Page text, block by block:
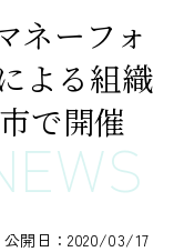
ネーフォ
よる組織
で開催
公開日：2020/03/17